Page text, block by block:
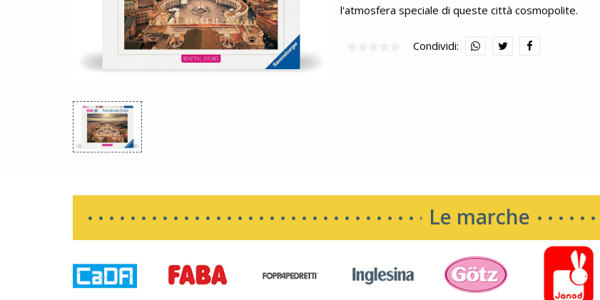
l'atmosfera speciale di queste città cosmopolite.
Condividi:
Le marche